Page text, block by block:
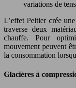
variations de
L’effet Peltier crée
traverse deux
chauffe. Pour
mouvement peuvent
la consommation
Glacières à